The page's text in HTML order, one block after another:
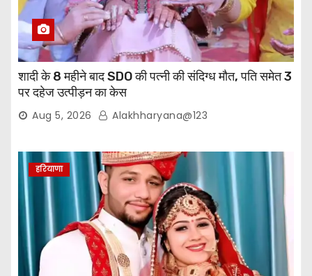
शादी के 8 महीने बाद SDO की पत्नी की संदिग्ध मौत, पति समेत 3
पर दहेज उत्पीड़न का केस
Aug 5, 2026 Alakhharyana@123
हरियाणा